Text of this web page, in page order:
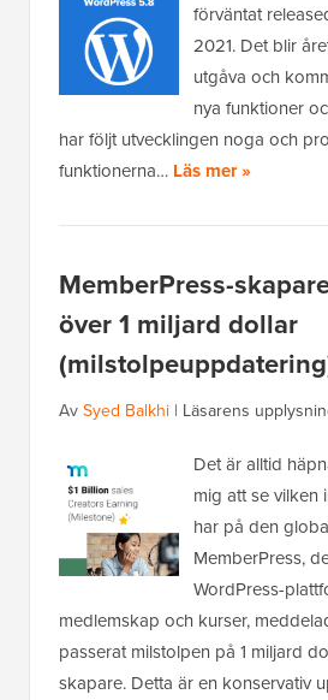
förväntat
2021. Det blir
utgåva och
nya funktioner
har följt utvecklingen noga och
funktionerna… Läs mer »
MemberPress-
över 1 miljard dollar
AvSyed Balkhi | Läsarens
Det är alltid
mig att se vilken
har på den
MemberPress,
WordPress-
medlemskap och kurser,
passerat milstolpen på 1 miljard
skapare. Detta är en konservativ